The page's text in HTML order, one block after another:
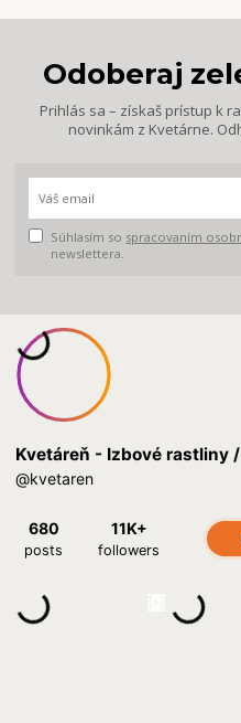
Odoberaj
Prihlás sa – získaš prístup k
novinkám z Kvetárne.
Súhlasím so spracovaním
newslettera.